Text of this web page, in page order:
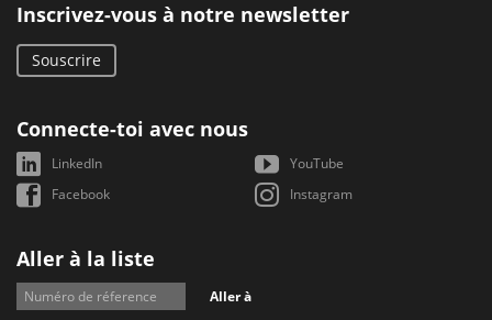
Inscrivez-vous à notre newsletter
Souscrire
Connecte-toi avec nous
LinkedIn
YouTube
Facebook
Instagram
Aller à la liste
Aller à